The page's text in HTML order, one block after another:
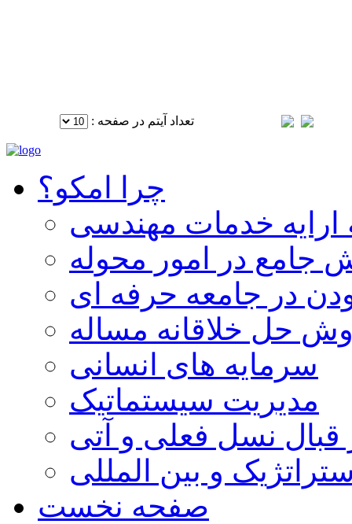
تعداد آیتم در صفحه :
چرا امکو؟
ارایه خدمات مهندسی
جامع در امور محوله
در جامعه حرفه ای
حل خلاقانه مساله
سرمایه‏ های انسانی
مدیریت سیستماتیک
نسل فعلی و آتی
و بین‏ المللی
صفحه نخست